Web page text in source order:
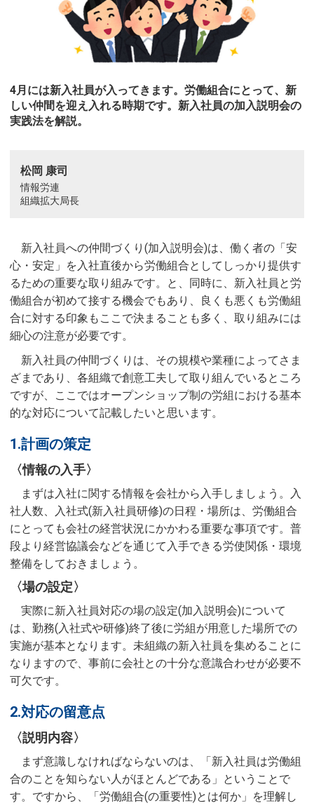
4月には新入社員が入ってきます。労働組合にとって、新
しい仲間を迎え入れる時期です。新入社員の加入説明会の
実践法を解説。
松岡 康司
情報労連
組織拡大局長
新入社員への仲間づくり(加入説明会)は、働く者の「安
心・安定」を入社直後から労働組合としてしっかり提供す
るための重要な取り組みです。と、同時に、新入社員と労
働組合が初めて接する機会でもあり、良くも悪くも労働組
合に対する印象もここで決まることも多く、取り組みには
細心の注意が必要です。
新入社員の仲間づくりは、その規模や業種によってさま
ざまであり、各組織で創意工夫して取り組んでいるところ
ですが、ここではオープンショップ制の労組における基本
的な対応について記載したいと思います。
1.計画の策定
〈情報の入手〉
まずは入社に関する情報を会社から入手しましょう。入
社人数、入社式(新入社員研修)の日程・場所は、労働組合
にとっても会社の経営状況にかかわる重要な事項です。普
段より経営協議会などを通じて入手できる労使関係・環境
整備をしておきましょう。
〈場の設定〉
実際に新入社員対応の場の設定(加入説明会)について
は、勤務(入社式や研修)終了後に労組が用意した場所での
実施が基本となります。未組織の新入社員を集めることに
なりますので、事前に会社との十分な意識合わせが必要不
可欠です。
2.対応の留意点
〈説明内容〉
まず意識しなければならないのは、「新入社員は労働組
合のことを知らない人がほとんどである」ということで
す。ですから、「労働組合(の重要性)とは何か」を理解し